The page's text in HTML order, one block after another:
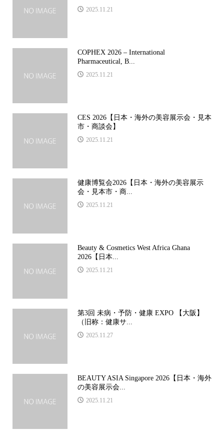
2025.11.21
COPHEX 2026 – International
Pharmaceutical, B...
2025.11.21
CES 2026【日本・海外の美容展示会・見本
市・商談会】
2025.11.21
健康博覧会2026【日本・海外の美容展示
会・見本市・商...
2025.11.21
Beauty & Cosmetics West Africa Ghana
2026【日本...
2025.11.21
第3回 未病・予防・健康 EXPO 【大阪】
（旧称：健康サ...
2025.11.27
BEAUTY ASIA Singapore 2026【日本・海外
の美容展示会...
2025.11.21